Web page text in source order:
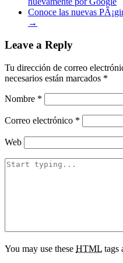
Conoce las nuevas
→
Leave a Reply
Tu dirección de correo
necesarios están marcados *
Nombre *
Correo electrónico *
Web
You may use these HTML tags